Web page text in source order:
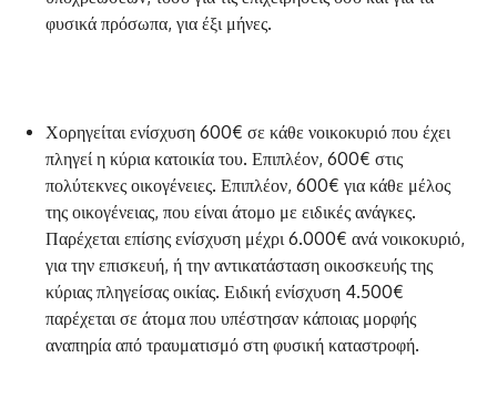
φυσικά πρόσωπα, για έξι μήνες.
Χορηγείται ενίσχυση 600€ σε κάθε νοικοκυριό που έχει
πληγεί η κύρια κατοικία του. Επιπλέον, 600€ στις
πολύτεκνες οικογένειες. Επιπλέον, 600€ για κάθε μέλος
της οικογένειας, που είναι άτομο με ειδικές ανάγκες.
Παρέχεται επίσης ενίσχυση μέχρι 6.000€ ανά νοικοκυριό,
για την επισκευή, ή την αντικατάσταση οικοσκευής της
κύριας πληγείσας οικίας. Ειδική ενίσχυση 4.500€
παρέχεται σε άτομα που υπέστησαν κάποιας μορφής
αναπηρία από τραυματισμό στη φυσική καταστροφή.